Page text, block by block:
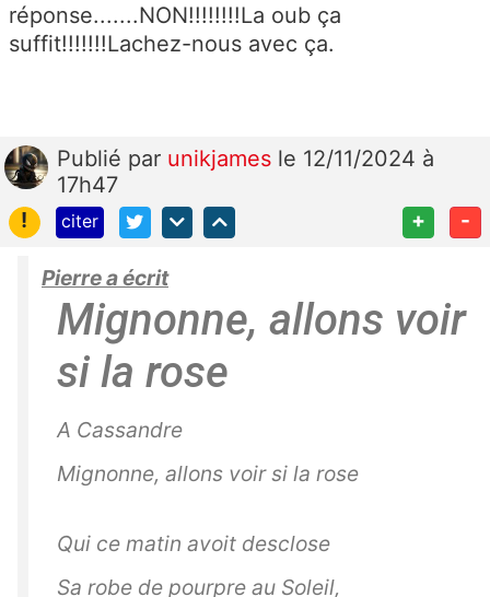
réponse.......NON!!!!!!!!La oub ça
suffit!!!!!!!Lachez-nous avec ça.
Publié par unikjames le 12/11/2024 à
17h47
!
citer + -
Pierre a écrit
Mignonne, allons voir
si la rose
A Cassandre
Mignonne, allons voir si la rose
Qui ce matin avoit desclose
Sa robe de pourpre au Soleil,